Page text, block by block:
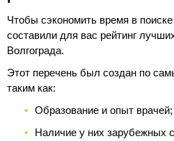
Чтобы сэкономить время в
составили для вас рейтинг
Волгограда.
Этот перечень был создан по
таким как:
Образование и опыт врачей;
Наличие у них зарубежных